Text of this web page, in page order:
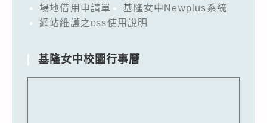
場地借用申請單
基隆女中Newplus系統
網站維護之css使用說明
基隆女中校園行事曆